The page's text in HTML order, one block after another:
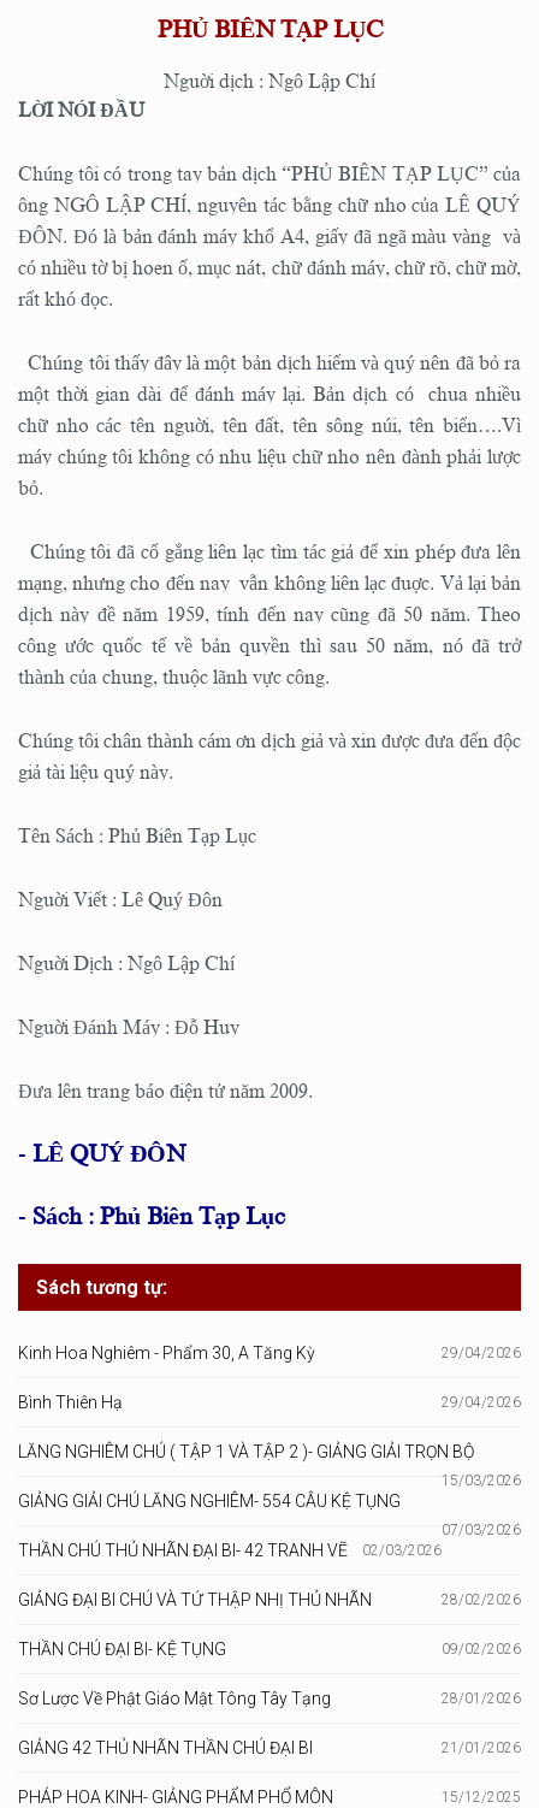
PHỦ BIÊN TẠP LỤC
Nguời dịch : Ngô Lập Chí
LỜI NÓI ĐẦU
Chúng tôi có trong tay bản dịch “PHỦ BIÊN TẠP LỤC” của
ông NGÔ LẬP CHÍ, nguyên tác bằng chữ nho của LÊ QUÝ
ĐÔN. Đó là bản đánh máy khổ A4, giấy đã ngã màu vàng và
có nhiều tờ bị hoen ố, mục nát, chữ đánh máy, chữ rõ, chữ mờ,
rất khó đọc.
Chúng tôi thấy đây là một bản dịch hiếm và quý nên đã bỏ ra
một thời gian dài để đánh máy lại. Bản dịch có chua nhiều
chữ nho các tên nguời, tên đất, tên sông núi, tên biển….Vì
máy chúng tôi không có nhu liệu chữ nho nên đành phải lược
bỏ.
Chúng tôi đã cố gắng liên lạc tìm tác giả để xin phép đưa lên
mạng, nhưng cho đến nay vẫn không liên lạc đuợc. Vả lại bản
dịch này đề năm 1959, tính đến nay cũng đã 50 năm. Theo
công ước quốc tế về bản quyền thì sau 50 năm, nó đã trở
thành của chung, thuộc lãnh vực công.
Chúng tôi chân thành cám ơn dịch giả và xin được đưa đến độc
giả tài liệu quý này.
Tên Sách : Phủ Biên Tạp Lục
Nguời Viết : Lê Quý Đôn
Nguời Dịch : Ngô Lập Chí
Nguời Đánh Máy : Đỗ Huy
Đưa lên trang báo điện tử năm 2009.
- LÊ QUÝ ĐÔN
- Sách : Phủ Biên Tạp Lục
Sách tương tự:
Kinh Hoa Nghiêm - Phẩm 30, A Tăng Kỳ 29/04/2026
Bình Thiên Hạ 29/04/2026
LĂNG NGHIÊM CHÚ ( TẬP 1 VÀ TẬP 2 )- GIẢNG GIẢI TRỌN BỘ
15/03/2026
GIẢNG GIẢI CHÚ LĂNG NGHIÊM- 554 CÂU KỆ TỤNG
07/03/2026
THẦN CHÚ THỦ NHÃN ĐẠI BI- 42 TRANH VẼ 02/03/2026
GIẢNG ĐẠI BI CHÚ VÀ TỨ THẬP NHỊ THỦ NHÃN 28/02/2026
THẦN CHÚ ĐẠI BI- KỆ TỤNG 09/02/2026
Sơ Lược Về Phật Giáo Mật Tông Tây Tạng 28/01/2026
GIẢNG 42 THỦ NHÃN THẦN CHÚ ĐẠI BI 21/01/2026
PHÁP HOA KINH- GIẢNG PHẨM PHỔ MÔN 15/12/2025